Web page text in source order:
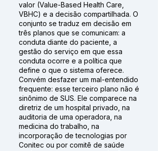
valor (Value-Based Health Care,
VBHC) e a decisão compartilhada. O
conjunto se traduz em decisão em
três planos que se comunicam: a
conduta diante do paciente, a
gestão do serviço em que essa
conduta ocorre e a política que
define o que o sistema oferece.
Convém desfazer um mal-entendido
frequente: esse terceiro plano não é
sinônimo de SUS. Ele comparece na
diretriz de um hospital privado, na
auditoria de uma operadora, na
medicina do trabalho, na
incorporação de tecnologias por
Conitec ou por comitê de saúde